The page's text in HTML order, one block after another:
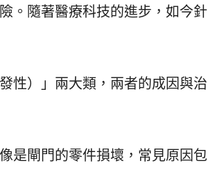
。隨著醫療科技的進步，如今針
性）」兩大類，兩者的成因與治
是閘門的零件損壞，常見原因包